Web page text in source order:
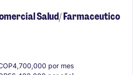
Salud/ Farmaceutico
por mes